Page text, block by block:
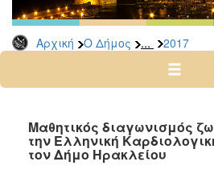
Αρχική Ο Δήμος ... 2017
Αρχείο
2026
2024
2022
2021
Μαθητικός διαγωνισμός
την Ελληνική
τον Δήμο Ηρακλείου